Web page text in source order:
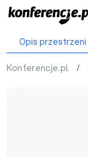
Opis przestrzeni
Konferencje.pl /